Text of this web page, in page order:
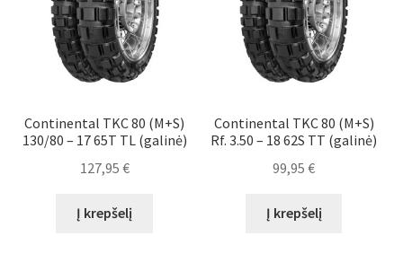
Continental TKC 80 (M+S)
130/80 – 17 65T TL (galinė)
127,95 €
Į krepšelį
Continental TKC 80 (M+S)
Rf. 3.50 – 18 62S TT (galinė)
99,95€
Į krepšelį